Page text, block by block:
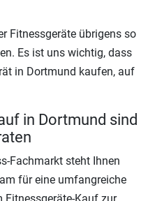
Fitnessgeräte übrigens so
Es ist uns wichtig, dass
in Dortmund kaufen, auf
in Dortmund sind
Fachmarkt steht Ihnen
für eine umfangreiche
Fitnessgeräte-Kauf zur